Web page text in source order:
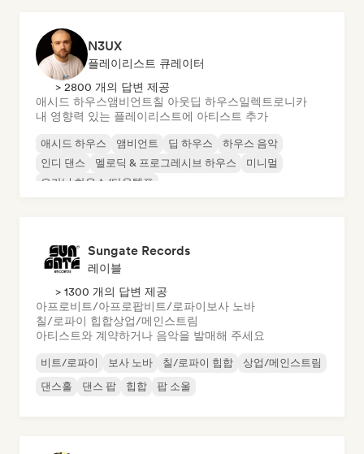
N3UX
플레이리스트 큐레이터
> 2800 개의 답변 제공
애시드 하우스앰비언트칠 아웃딥 하우스일렉트로니카
내 영향력 있는 플레이리스트에 아티스트 추가
애시드 하우스 앰비언트 딥 하우스
하우스 음악
인디 댄스
멜로딕 & 프로그레시브 하우스
미니멀
오가닉 하우스/다운템포
Sungate Records
레이블
> 1300 개의 답변 제공
아프로비트/아프로팝비트/로파이 보사 노바
칠/로파이 힙합상업/메인스트림
아티스트와 계약하거나 음악을 발매해 주세요
비트/로파이 보사 노바 칠/로파이 힙합
상업/메인스트림
댄스홀
댄스 팝 힙합 팝 소울